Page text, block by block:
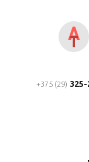
+375 (29)